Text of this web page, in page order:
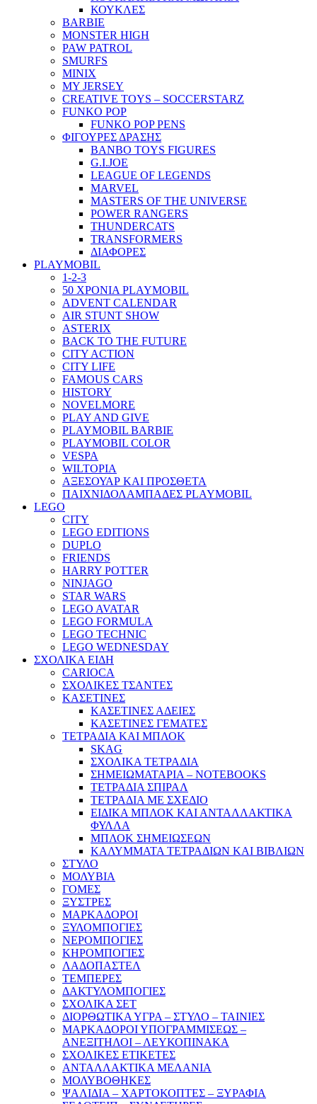
ΚΟΥΚΛΕΣ
BARBIE
MONSTER HIGH
PAW PATROL
SMURFS
MINIX
MY JERSEY
CREATIVE TOYS – SOCCERSTARZ
FUNKO POP
FUNKO POP PENS
ΦΙΓΟΥΡΕΣ ΔΡΑΣΗΣ
BANBO TOYS FIGURES
G.I.JOE
LEAGUE OF LEGENDS
MARVEL
MASTERS OF THE UNIVERSE
POWER RANGERS
THUNDERCATS
TRANSFORMERS
ΔΙΑΦΟΡΕΣ
PLAYMOBIL
1-2-3
50 ΧΡΟΝΙΑ PLAYMOBIL
ADVENT CALENDAR
AIR STUNT SHOW
ASTERIX
BACK TO THE FUTURE
CITY ACTION
CITY LIFE
FAMOUS CARS
HISTORY
NOVELMORE
PLAY AND GIVE
PLAYMOBIL BARBIE
PLAYMOBIL COLOR
VESPA
WILTOPIA
ΑΞΕΣΟΥΑΡ ΚΑΙ ΠΡΟΣΘΕΤΑ
ΠΑΙΧΝΙΔΟΛΑΜΠΑΔΕΣ PLAYMOBIL
LEGO
CITY
LEGO EDITIONS
DUPLO
FRIENDS
HARRY POTTER
NINJAGO
STAR WARS
LEGO AVATAR
LEGO FORMULA
LEGO TECHNIC
LEGO WEDNESDAY
ΣΧΟΛΙΚΑ ΕΙΔΗ
CARIOCA
ΣΧΟΛΙΚΕΣ ΤΣΑΝΤΕΣ
ΚΑΣΕΤΙΝΕΣ
ΚΑΣΕΤΙΝΕΣ ΑΔΕΙΕΣ
ΚΑΣΕΤΙΝΕΣ ΓΕΜΑΤΕΣ
ΤΕΤΡΑΔΙΑ ΚΑΙ ΜΠΛΟΚ
SKAG
ΣΧΟΛΙΚΑ ΤΕΤΡΑΔΙΑ
ΣΗΜΕΙΩΜΑΤΑΡΙΑ – NOTEBOOKS
ΤΕΤΡΑΔΙΑ ΣΠΙΡΑΛ
ΤΕΤΡΑΔΙΑ ΜΕ ΣΧΕΔΙΟ
ΕΙΔΙΚΑ ΜΠΛΟΚ ΚΑΙ ΑΝΤΑΛΛΑΚΤΙΚΑ
ΦΥΛΛΑ
ΜΠΛΟΚ ΣΗΜΕΙΩΣΕΩΝ
ΚΑΛΥΜΜΑΤΑ ΤΕΤΡΑΔΙΩΝ ΚΑΙ ΒΙΒΛΙΩΝ
ΣΤΥΛΟ
ΜΟΛΥΒΙΑ
ΓΟΜΕΣ
ΞΥΣΤΡΕΣ
ΜΑΡΚΑΔΟΡΟΙ
ΞΥΛΟΜΠΟΓΙΕΣ
ΝΕΡΟΜΠΟΓΙΕΣ
ΚΗΡΟΜΠΟΓΙΕΣ
ΛΑΔΟΠΑΣΤΕΛ
ΤΕΜΠΕΡΕΣ
ΔΑΚΤΥΛΟΜΠΟΓΙΕΣ
ΣΧΟΛΙΚΑ ΣΕΤ
ΔΙΟΡΘΩΤΙΚΑ ΥΓΡΑ – ΣΤΥΛΟ – ΤΑΙΝΙΕΣ
ΜΑΡΚΑΔΟΡΟΙ ΥΠΟΓΡΑΜΜΙΣΕΩΣ –
ΑΝΕΞΙΤΗΛΟΙ – ΛΕΥΚΟΠΙΝΑΚΑ
ΣΧΟΛΙΚΕΣ ΕΤΙΚΕΤΕΣ
ΑΝΤΑΛΛΑΚΤΙΚΑ ΜΕΛΑΝΙΑ
ΜΟΛΥΒΟΘΗΚΕΣ
ΨΑΛΙΔΙΑ – ΧΑΡΤΟΚΟΠΤΕΣ – ΞΥΡΑΦΙΑ